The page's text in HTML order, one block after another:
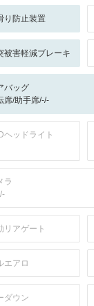
り防止装置
被害軽減ブレーキ
バッグ
席/助手席/-/-
ヘッドライト
ラ
リアゲート
エアロ
ダウン